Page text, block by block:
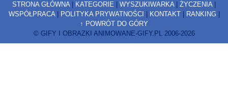
STRONA GŁÓWNA| KATEGORIE WYSZUKIWARKA| ŻYCZENIA|
WSPÓŁPRACA| POLITYKA PRYWATNOŚCI KONTAKT| RANKING|
↑ POWRÓT DO GÓRY
© GIFY I OBRAZKI ANIMOWANE-GIFY.PL 2006-2026